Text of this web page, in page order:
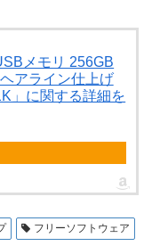
メモリ 256GB
アライン仕上げ
」に関する詳細を
フリーソフトウェア